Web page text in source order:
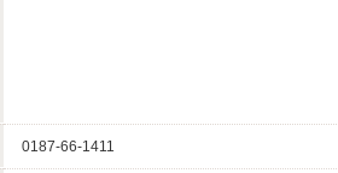
0187-66-1411